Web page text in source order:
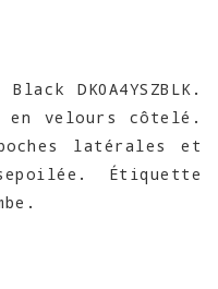
DK0A4YSZBLK.
en velours côtelé.
latérales et
Étiquette